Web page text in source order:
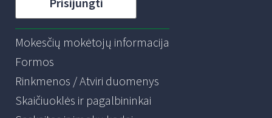
Prisijungti
Mokesčių mokėtojų informacija
Formos
Rinkmenos / Atviri duomenys
Skaičiuoklės ir pagalbininkai